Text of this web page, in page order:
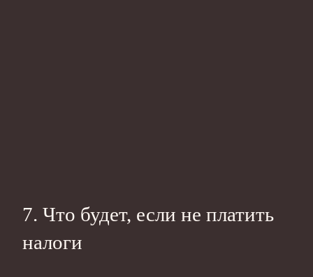
7. Что будет, если не платить
налоги